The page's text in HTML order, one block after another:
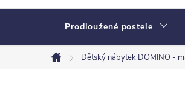
Prodloužené postele
Domů
Dětský nábytek DOMINO -